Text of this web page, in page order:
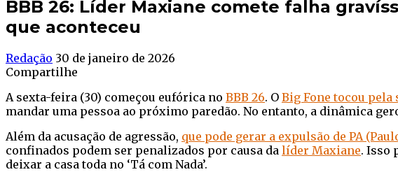
BBB 26: Líder Maxiane comete falha
que aconteceu
Redação 30 de janeiro de 2026
Compartilhe
A sexta-feira (30) começou eufórica no BBB 26. O Big Fone tocou pela
mandar uma pessoa ao próximo paredão. No entanto, a dinâmica
Além da acusação de agressão, que pode gerar a expulsão de PA
confinados podem ser penalizados por causa da líder Maxiane. Isso
deixar a casa toda no ‘Tá com Nada’.